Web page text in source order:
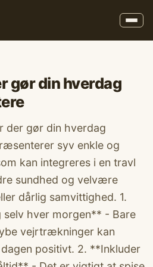
gør din hverdag
der gør din hverdag
syv enkle og
kan integreres i en travl
sundhed og velvære
dårlig samvittighed. 1.
selv hver morgen** - Bare
vejrtrækninger kan
positivt. 2. **Inkluder